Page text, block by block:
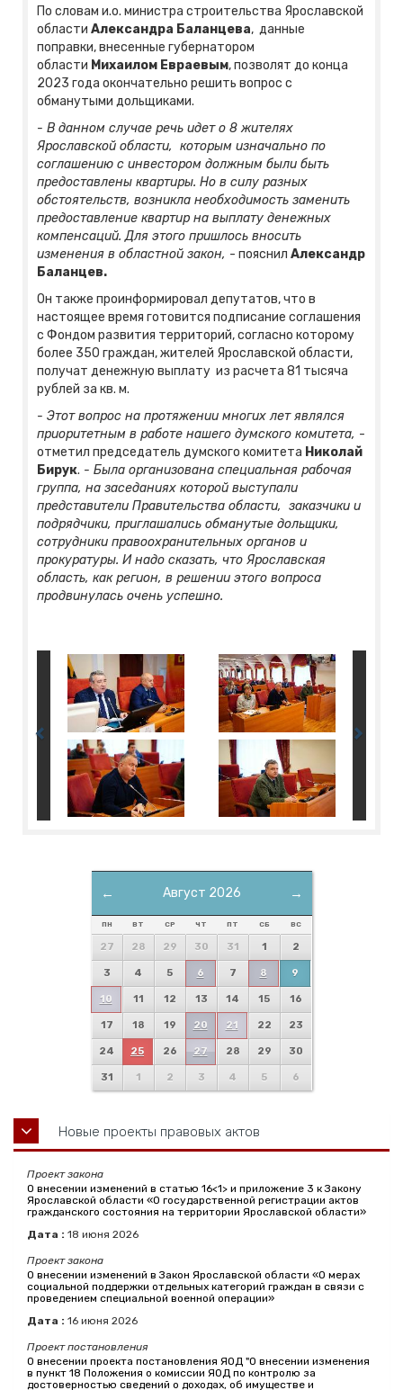
По словам и.о. министра строительства Ярославской
области Александра Баланцева, данные
поправки, внесенные губернатором
области Михаилом Евраевым, позволят до конца
2023 года окончательно решить вопрос с
обманутыми дольщиками.
- В данном случае речь идет о 8 жителях
Ярославской области, которым изначально по
соглашению с инвестором должным были быть
предоставлены квартиры. Но в силу разных
обстоятельств, возникла необходимость заменить
предоставление квартир на выплату денежных
компенсаций. Для этого пришлось вносить
изменения в областной закон, - пояснил Александр
Баланцев.
Он также проинформировал депутатов, что в
настоящее время готовится подписание соглашения
с Фондом развития территорий, согласно которому
более 350 граждан, жителей Ярославской области,
получат денежную выплату из расчета 81 тысяча
рублей за кв. м.
- Этот вопрос на протяжении многих лет являлся
приоритетным в работе нашего думского комитета, -
отметил председатель думского комитета Николай
Бирук. - Была организована специальная рабочая
группа, на заседаниях которой выступали
представители Правительства области, заказчики и
подрядчики, приглашались обманутые дольщики,
сотрудники правоохранительных органов и
прокуратуры. И надо сказать, что Ярославская
область, как регион, в решении этого вопроса
продвинулась очень успешно.
← →
Август 2026
ПН ВТ СР ЧТ ПТ СБ ВС
27 28 29 30 31 1 2
3 4 5 6 7 8 9
10 11 12 13 14 15 16
17 18 19 20 21 22 23
24 25 26 27 28 29 30
31 1 2 3 4 5 6
Новые проекты правовых актов
Проект закона
О внесении изменений в статью 16<1> и приложение 3 к Закону
Ярославской области «О государственной регистрации актов
гражданского состояния на территории Ярославской области»
Дата : 18 июня 2026
Проект закона
О внесении изменений в Закон Ярославской области «О мерах
социальной поддержки отдельных категорий граждан в связи с
проведением специальной военной операции»
Дата : 16 июня 2026
Проект постановления
О внесении проекта постановления ЯОД "О внесении изменения
в пункт 18 Положения о комиссии ЯОД по контролю за
достоверностью сведений о доходах, об имуществе и